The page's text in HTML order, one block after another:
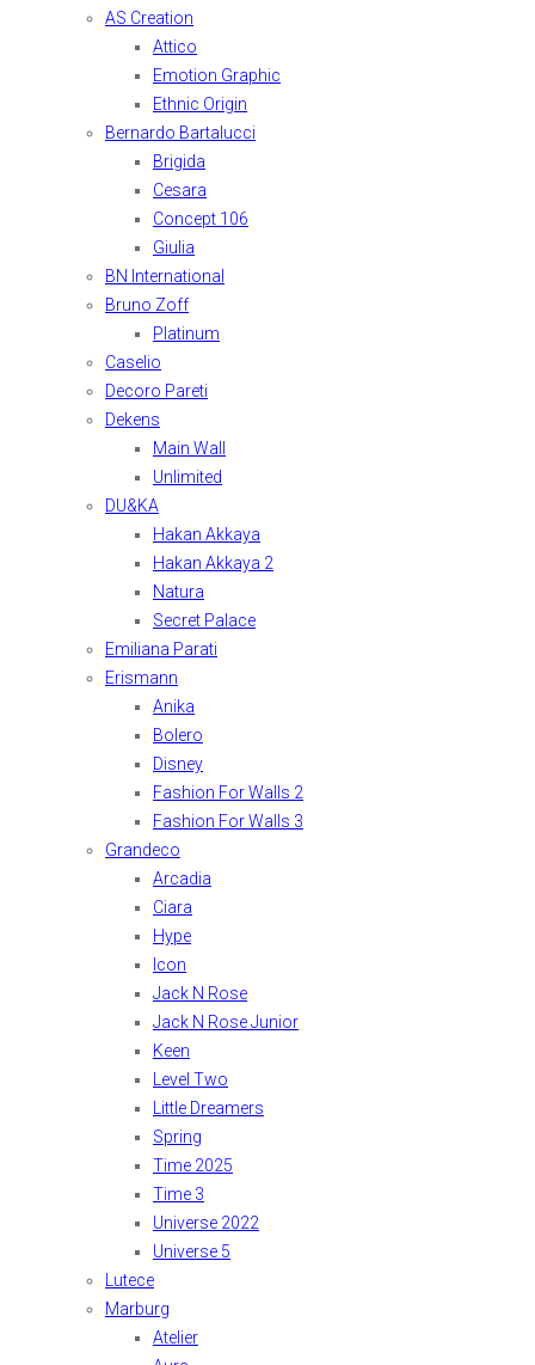
AS Creation
Attico
Emotion Graphic
Ethnic Origin
Bernardo Bartalucci
Brigida
Cesara
Concept 106
Giulia
BN International
Bruno Zoff
Platinum
Caselio
Decoro Pareti
Dekens
Main Wall
Unlimited
DU&KA
Hakan Akkaya
Hakan Akkaya 2
Natura
Secret Palace
Emiliana Parati
Erismann
Anika
Bolero
Disney
Fashion For Walls 2
Fashion For Walls 3
Grandeco
Arcadia
Ciara
Hype
Icon
Jack N Rose
Jack N Rose Junior
Keen
Level Two
Little Dreamers
Spring
Time 2025
Time 3
Universe 2022
Universe 5
Lutece
Marburg
Atelier